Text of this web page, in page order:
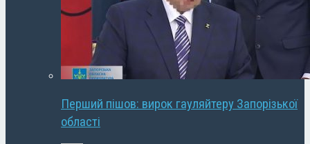
Перший пішов: вирок гауляйтеру Запорізької
області